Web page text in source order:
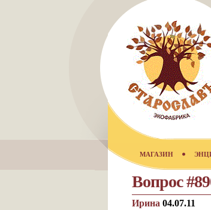
МАГАЗИН
Вопрос
Ирина 04.07.11